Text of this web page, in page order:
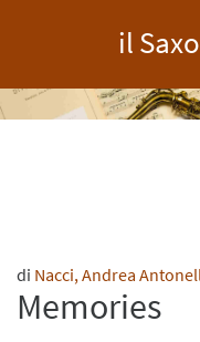
il
di Nacci, Andrea
Memories